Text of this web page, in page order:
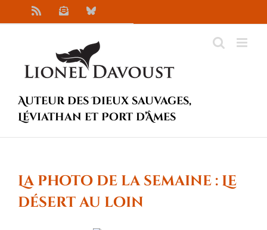
au
NewsletterBluesky
Auteur des Dieux sauvages,
Léviathan et Port d’Âmes
La photo de la semaine : Le
désert au loin